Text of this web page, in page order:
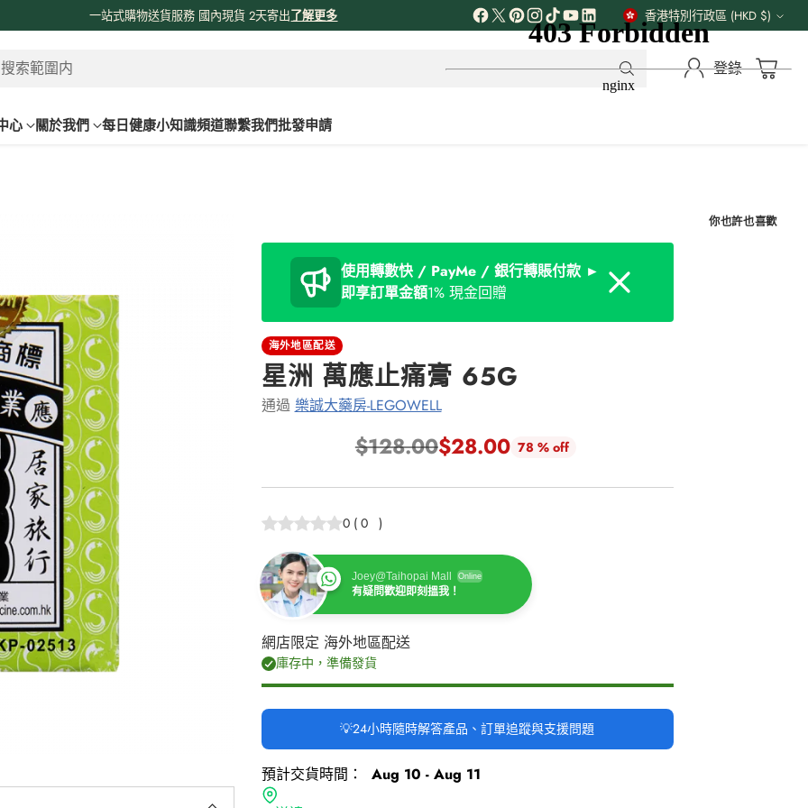
時候分享吓我哋由採購、物流、購物網站、送貨嘅流程俾大家知啦😊😊
貨
幣
香港特別行政區 (HKD $)
索範圍内 登錄
心 關於我們 每日健康小知識頻道聯繫我們批發申請
使用轉數快 / PayMe / 銀行轉賬付款 ►
即享訂單金額1% 現金回贈
Dismiss
海外地區配送
星洲 萬應止痛膏 65G
通過 樂誠大藥房-LEGOWELL
正
常
價
格
$128.00$28.00 78 % off
0 ( 0 )
Joey@Taihopai Mall Online
有疑問歡迎即刻搵我！
網店限定 海外地區配送
庫存中，準備發貨
💡24小時隨時解答產品、訂單追蹤與支援問題
預計交貨時間：
Aug 10 - Aug 11
你也許也喜歡